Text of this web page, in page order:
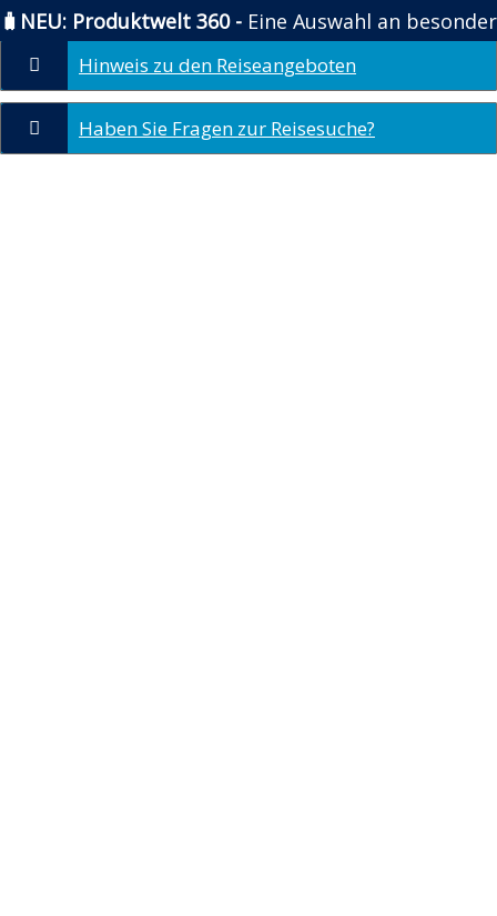
🧳NEU: Produktwelt 360 - Eine Auswahl an
springen
Hinweis zu den Reiseangeboten
Haben Sie Fragen zur Reisesuche?